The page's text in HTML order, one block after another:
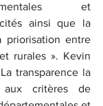
et
ainsi que la
priorisation entre
rurales ». Kevin
transparence la
critères de